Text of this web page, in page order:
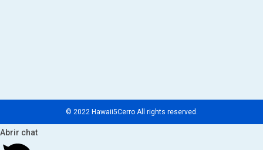
© 2022 Hawaii5Cerro All rights reserved.
Abrir chat